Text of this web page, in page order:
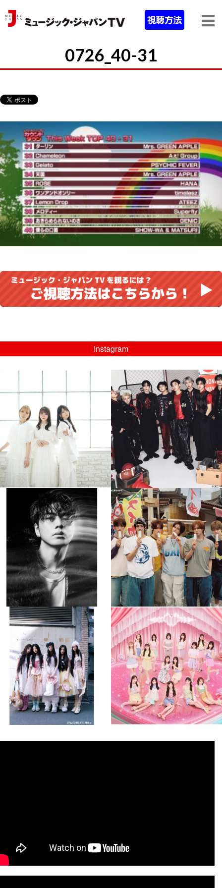
0726_40-31
Instagram
💡8/5(水)特番放送！
...
8月 4
4 0
musicjapantv
💡08/05(水)23:00特番放送！
...
8月 4
4 0
musicjapantv
💡8月特番放送決定！
...
8月 4
84 0
musicjapantv
💡8月特番放送決定！
...
8月 4
5 0
musicjapantv
💡8月特番放送決定！
8月 4
1 0
musicjapantv
💡8月特番放送決定！
...
8月 4
1 0